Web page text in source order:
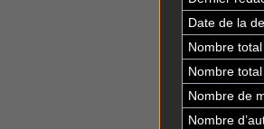
Date de la
Nombre
Nombre
Nombre de
Nombre